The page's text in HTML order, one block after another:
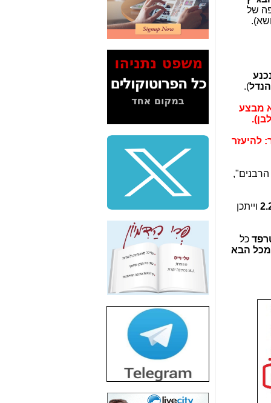
של
הנדל).
מבצע
להיעזר
וייתכן
כל
הבא
משה כחלון -כאן
המשך חשיפת הבלוף
את הנתונים לציבור -
כאן
סיכום ביקור בסיליקון
משקיעות ומפתחות
באותם תחומים -כאן
שלמה פילבר (עד
לאחרונה מנכ"ל משרד
התקשורת) - עד
מדינה? הצחקתם
אותי! -כאן
"יש אפליה בחקירה"?
חשיפה: למה השר
משה כחלון לא נחקר
עד היום? -
כאן
חשיפת חשד לשחיתות
הדומה לזו של "תיק
4000" אך בתחום
הסלולר -כאן
חשיפת מה שלא
רוצים שתדעו בעניין
פריסת אנלימיטד
(בניחוח בלתי נסבל) -
כאן
חשיפה: איוב קרא